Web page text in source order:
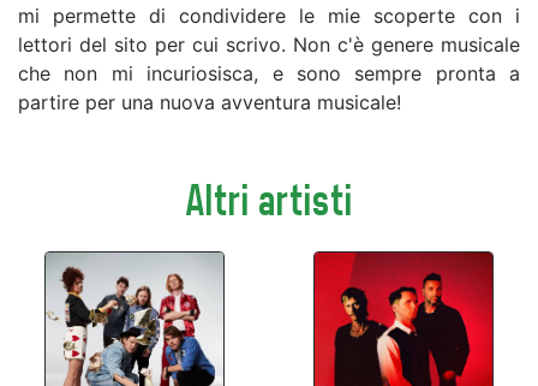
mi permette di condividere le mie scoperte con i
lettori del sito per cui scrivo. Non c'è genere musicale
che non mi incuriosisca, e sono sempre pronta a
partire per una nuova avventura musicale!
Altri artisti